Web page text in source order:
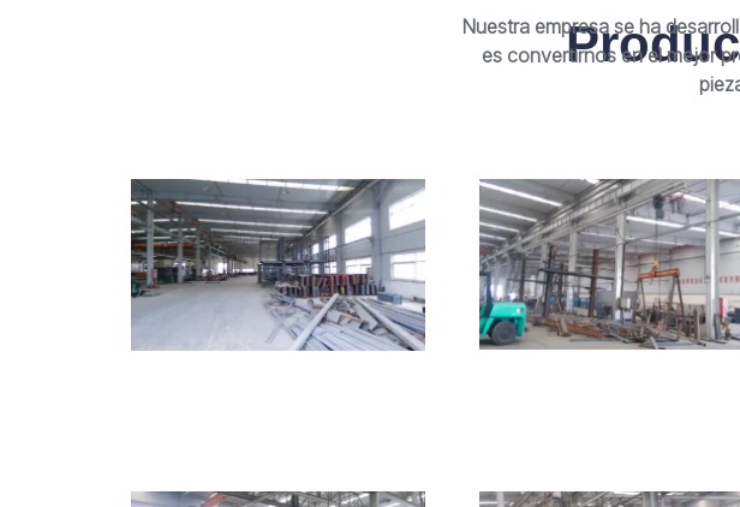
Nuestra empresa se ha
es convertirnos en el mejor